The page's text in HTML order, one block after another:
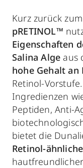
Kurz zurück
pRETINOL™
Eigenschaften
Salina Algeaus
hohe Gehalt an
Retinol-
Ingredienzen
Peptiden, Anti-
bietet die
Retinol-